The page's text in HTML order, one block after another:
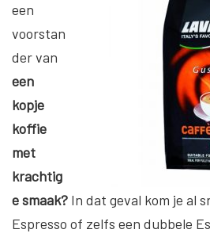
een
voorstan
der van
een
kopje
koffie
met
krachtig
e smaak? In dat geval kom je al
Espresso of zelfs een dubbele